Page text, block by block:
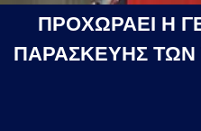
ΠΡΟΧΩΡΑΕΙ Η
ΠΑΡΑΣΚΕΥΗΣ ΤΩΝ